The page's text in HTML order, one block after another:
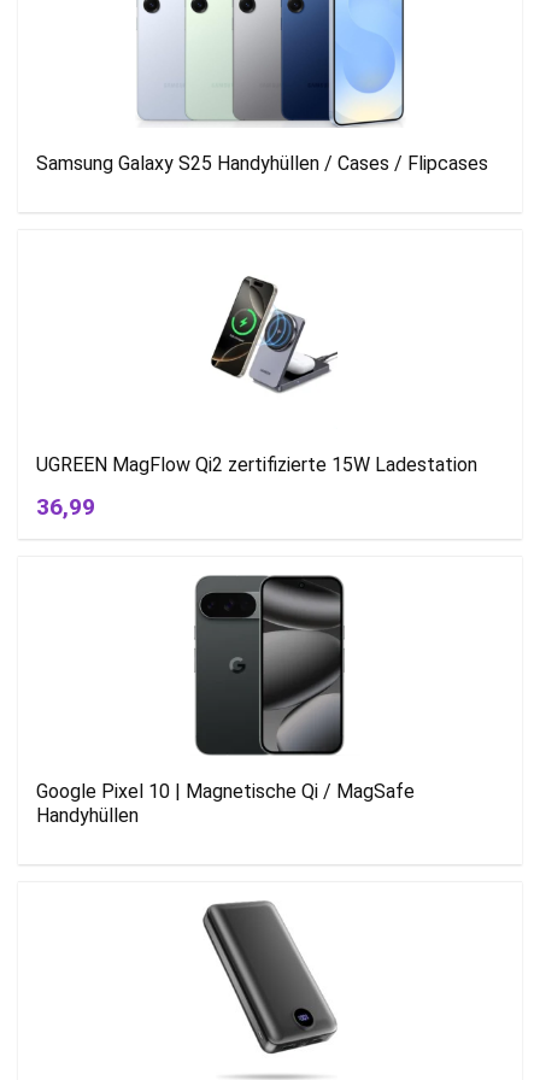
Samsung Galaxy S25 Handyhüllen / Cases / Flipcases
UGREEN MagFlow Qi2 zertifizierte 15W Ladestation
36,99
Google Pixel 10 | Magnetische Qi / MagSafe
Handyhüllen